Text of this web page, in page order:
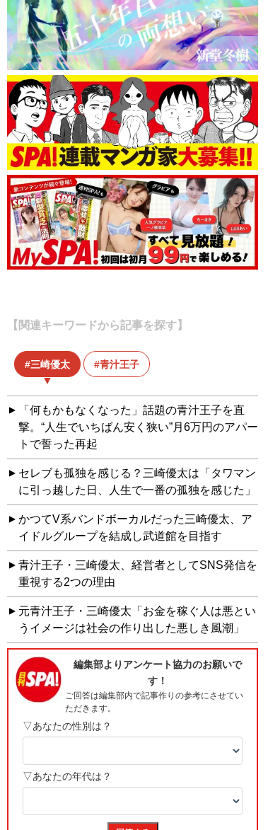
【関連キーワードから記事を探す】
三崎優太 青汁王子
「何もかもなくなった」話題の青汁王子を直
撃。“人生でいちばん安く狭い”月6万円のアパー
トで誓った再起
セレブも孤独を感じる？三崎優太は「タワマン
に引っ越した日、人生で一番の孤独を感じた」
かつてV系バンドボーカルだった三崎優太、ア
イドルグループを結成し武道館を目指す
青汁王子・三崎優太、経営者としてSNS発信を
重視する2つの理由
元青汁王子・三崎優太「お金を稼ぐ人は悪とい
うイメージは社会の作り出した悪しき風潮」